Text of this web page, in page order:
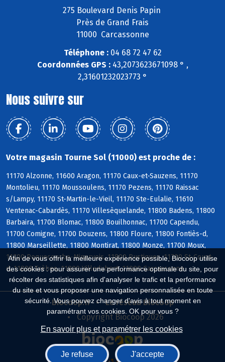
Afin de vous offrir la meilleure expérience possible, Biocoop utilise
des cookies : pour assurer une performance optimale du site, pour
récolter des statistiques afin d'analyser le trafic et la performance
du site et vous proposer une navigation personnalisée en toute
sécurité. Vous pouvez changer d'avis à tout moment en
paramétrant vos cookies. OK pour vous ?
En savoir plus et paramétrer les cookies
Je refuse J'accepte
275 Boulevard Denis Papin
Près de Grand Frais
11000 Carcassonne
Téléphone :04 68 72 47 62
Coordonnées GPS :43,2073623671098 ° ,
2,31601232023773 °
Nous suivre sur
Votre magasin Tourne Sol (11000) est proche de :
11170 Alzonne, 11600 Aragon, 11170 Caux-et-Sauzens, 11170
Montolieu, 11170 Moussoulens, 11170 Pezens, 11170 Raissac
s/Lampy, 11170 St-Martin-le-Vieil, 11170 Ste-Eulalie, 11610
Ventenac-Cabardès, 11170 Villesèquelande, 11800 Badens, 11800
Barbaira, 11700 Blomac, 11800 Bouilhonnac, 11700 Capendu,
11700 Comigne, 11700 Douzens, 11800 Floure, 11800 Fontiès-d,
11800 Marseillette, 11800 Montirat, 11800 Monze, 11700 Moux,
11700 Roquecourbe-Minervois, 11800 Rustiques, 11700 St-Couat-
d, 11800 Trèbes, 11800 Villedubert, 11000 Carcassonne
Biocoop.fr
Le réseau Biocoop
Copyright Biocoop 2026